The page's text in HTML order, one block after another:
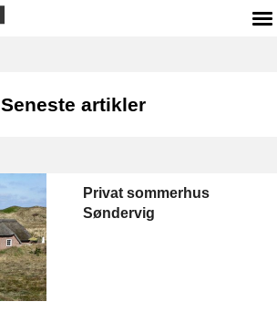
Seneste artikler
Privat sommerhus
Søndervig